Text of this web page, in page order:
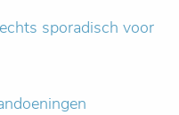
sporadisch voor